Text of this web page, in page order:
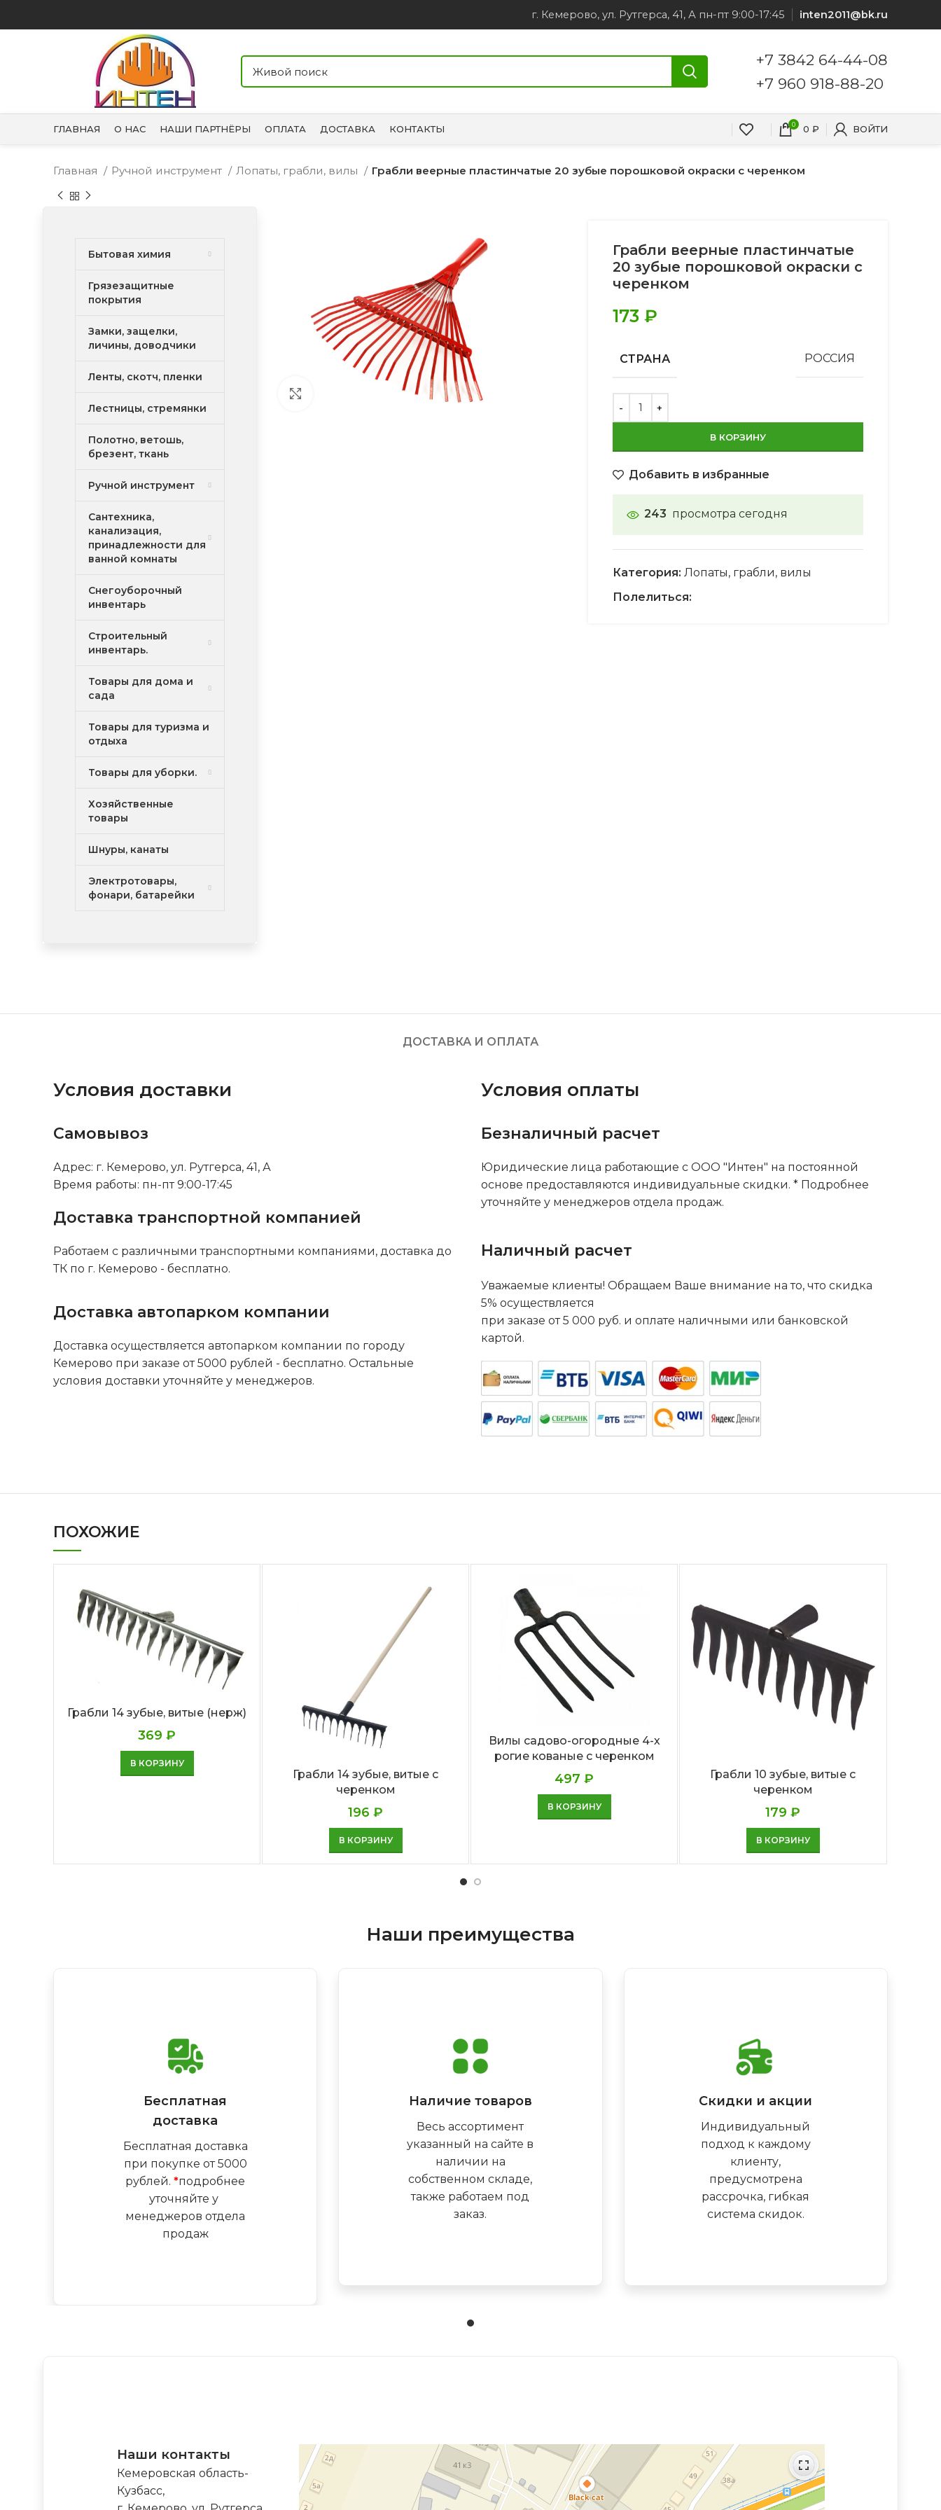
г. Кемерово, ул. Рутгерса, 41, А пн-пт 9:00-17:45 inten2011@bk.ru
+7 3842 64-44-08
+7 960 918-88-20
ГЛАВНАЯ О НАС НАШИ ПАРТНЁРЫ ОПЛАТА ДОСТАВКА КОНТАКТЫ 0 0 ₽ ВОЙТИ
Главная Ручной инструмент Лопаты, грабли, вилы Грабли веерные пластинчатые 20 зубые порошковой окраски с черенком
Грабли веерные пластинчатые
20 зубые порошковой окраски с
черенком
173 ₽
СТРАНА РОССИЯ
В КОРЗИНУ
Добавить в избранные
243 просмотра сегодня
Категория: Лопаты, грабли, вилы
Полелиться:
Бытовая химия
Грязезащитные
покрытия
Замки, защелки,
личины, доводчики
Ленты, скотч, пленки
Лестницы, стремянки
Полотно, ветошь,
брезент, ткань
Ручной инструмент
Сантехника,
канализация,
принадлежности для
ванной комнаты
Снегоуборочный
инвентарь
Строительный
инвентарь.
Товары для дома и
сада
Товары для туризма и
отдыха
Товары для уборки.
Хозяйственные
товары
Шнуры, канаты
Электротовары,
фонари, батарейки
ДОСТАВКА И ОПЛАТА
Условия доставки
Самовывоз
Адрес: г. Кемерово, ул. Рутгерса, 41, А
Время работы: пн-пт 9:00-17:45
Доставка транспортной компанией
Работаем с различными транспортными компаниями, доставка до
ТК по г. Кемерово - бесплатно.
Доставка автопарком компании
Доставка осуществляется автопарком компании по городу
Кемерово при заказе от 5000 рублей - бесплатно. Остальные
условия доставки уточняйте у менеджеров.
Условия оплаты
Безналичный расчет
Юридические лица работающие с ООО "Интен" на постоянной
основе предоставляются индивидуальные скидки. * Подробнее
уточняйте у менеджеров отдела продаж.
Наличный расчет
Уважаемые клиенты! Обращаем Ваше внимание на то, что скидка
5% осуществляется
при заказе от 5 000 руб. и оплате наличными или банковской
картой.
ПОХОЖИЕ
Грабли 14 зубые, витые (нерж)
369₽
В КОРЗИНУ
Грабли 14 зубые, витые с
черенком
196₽
В КОРЗИНУ
Вилы садово-огородные 4-х
рогие кованые с черенком
497₽
В КОРЗИНУ
Грабли 10 зубые, витые с
черенком
179₽
В КОРЗИНУ
Наши преимущества
Бесплатная
доставка
Бесплатная доставка
при покупке от 5000
рублей.*подробнее
уточняйте у
менеджеров отдела
продаж
Наличие товаров
Весь ассортимент
указанный на сайте в
наличии на
собственном складе,
также работаем под
заказ.
Скидки и акции
Индивидуальный
подход к каждому
клиенту,
предусмотрена
рассрочка, гибкая
система скидок.
Наши контакты
Кемеровская область-
Кузбасс,